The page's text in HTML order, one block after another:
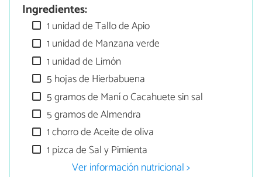
Ingredientes:
1 unidad de Tallo de Apio
1 unidad de Manzana verde
1 unidad de Limón
5 hojas de Hierbabuena
5 gramos de Maní o Cacahuete sin sal
5 gramos de Almendra
1 chorro de Aceite de oliva
1 pizca de Sal y Pimienta
Ver información nutricional >